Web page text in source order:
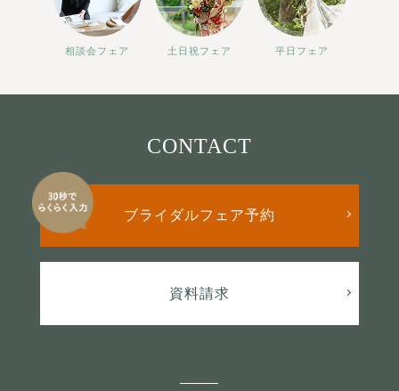
相談会フェア 土日祝フェア 平日フェア
CONTACT
ブライダルフェア予約
資料請求